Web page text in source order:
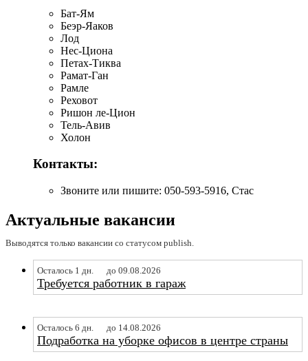
Бат-Ям
Беэр-Яаков
Лод
Нес-Циона
Петах-Тиква
Рамат-Ган
Рамле
Реховот
Ришон ле-Цион
Тель-Авив
Холон
Контакты:
Звоните или пишите: 050-593-5916, Стас
Актуальные вакансии
Выводятся только вакансии со статусом publish.
Осталось 1 дн. до 09.08.2026
Требуется работник в гараж
Осталось 6 дн. до 14.08.2026
Подработка на уборке офисов в центре страны